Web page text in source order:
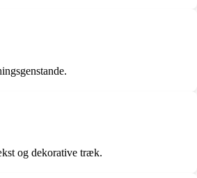
og dekorative træk.